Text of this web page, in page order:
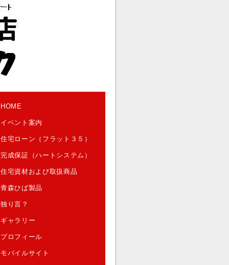
HOME
イベント案内
住宅ローン（フラット３５）
完成保証（ハートシステム）
住宅資材および取扱商品
青森ひば製品
独り言？
ギャラリー
プロフィール
モバイルサイト